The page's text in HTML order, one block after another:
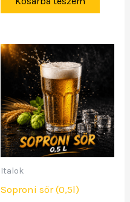
Italok
Soproni sör (0,5l)